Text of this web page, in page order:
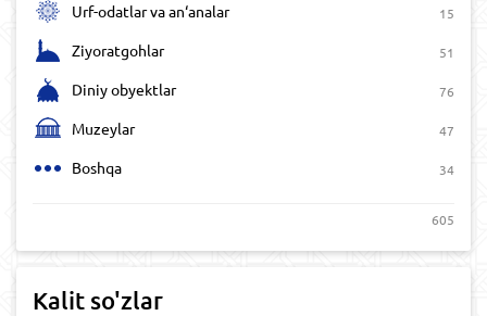
Urf-odatlar va an‘analar 15
Ziyoratgohlar 51
Diniy obyektlar 76
Muzeylar 47
Boshqa 34
605
Kalit so'zlar